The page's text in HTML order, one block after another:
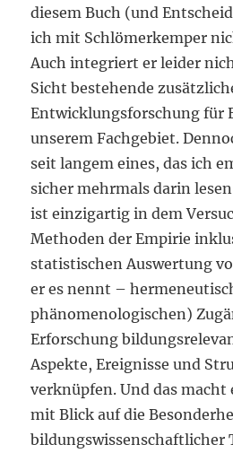
diesem Buch (und
ich mit Schlömerkemper
Auch integriert er leider
Sicht bestehende
Entwicklungsforschung für
unserem Fachgebiet.
seit langem eines, das ich
sicher mehrmals darin
ist einzigartig in dem
Methoden der Empirie
statistischen Auswertung
er es nennt –
phänomenologischen)
Erforschung
Aspekte, Ereignisse und
verknüpfen. Und das
mit Blick auf die
bildungswissenschaftlicher